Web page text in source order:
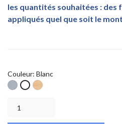
les quantités souhaitées : des
appliqués quel que soit le
Couleur: Blanc
Gris BlancBois
W